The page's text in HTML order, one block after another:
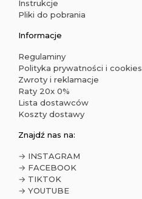
Instrukcje
Pliki do pobrania
Informacje
Regulaminy
Polityka prywatności i cookies
Zwroty i reklamacje
Raty 20x 0%
Lista dostawców
Koszty dostawy
Znajdź nas na:
→ INSTAGRAM
→ FACEBOOK
→ TIKTOK
→ YOUTUBE